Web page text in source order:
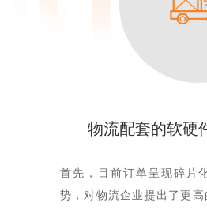
物流配套的软硬
首先，目前订单呈现碎片
势，对物流企业提出了更高